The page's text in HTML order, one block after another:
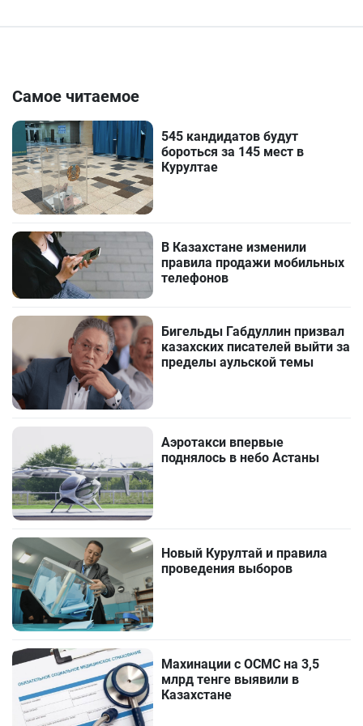
Самое читаемое
545 кандидатов будут
бороться за 145 мест в
Курултае
В Казахстане изменили
правила продажи мобильных
телефонов
Бигельды Габдуллин призвал
казахских писателей выйти за
пределы аульской темы
Аэротакси впервые
поднялось в небо Астаны
Новый Курултай и правила
проведения выборов
Махинации с ОСМС на 3,5
млрд тенге выявили в
Казахстане